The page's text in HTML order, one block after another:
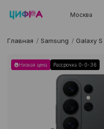
Москва
Главная / Samsung / Galaxy S
Низкая цена Рассрочка 0-0-36